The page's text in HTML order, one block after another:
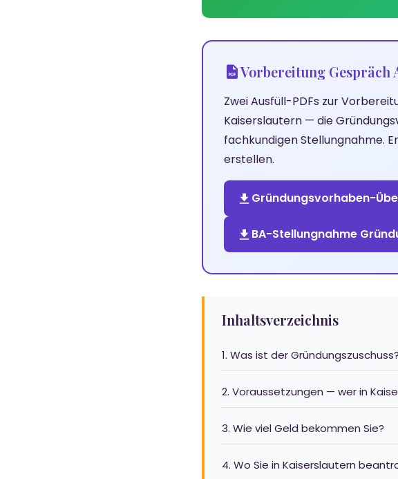
Vorbereitung
Zwei Ausfüll-PDFs zur
Kaiserslautern — die
fachkundigen Stellungnahme.
erstellen.
Gründungsvorhaben-
BA-Stellungnahme
Inhaltsverzeichnis
1. Was ist der Gründungszuschuss?
2. Voraussetzungen — wer in
3. Wie viel Geld bekommen Sie?
4. Wo Sie in Kaiserslautern